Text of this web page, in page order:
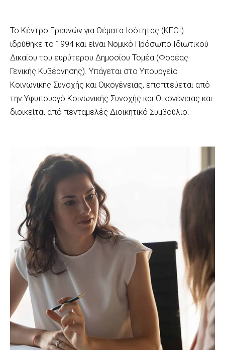
Το Κέντρο Ερευνών για Θέματα Ισότητας (ΚΕΘΙ)
ιδρύθηκε το 1994 και είναι Νομικό Πρόσωπο Ιδιωτικού
Δικαίου του ευρύτερου Δημοσίου Τομέα (Φορέας
Γενικής Κυβέρνησης). Υπάγεται στο Υπουργείο
Κοινωνικής Συνοχής και Οικογένειας, εποπτεύεται από
την Υφυπουργό Κοινωνικής Συνοχής και Οικογένειας και
διοικείται από πενταμελές Διοικητικό Συμβούλιο.